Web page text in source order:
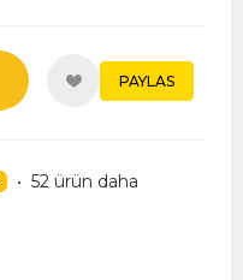
PAYLAS
• 52 ürün daha